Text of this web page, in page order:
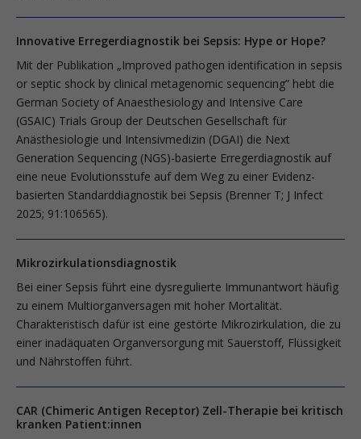
Innovative Erregerdiagnostik bei Sepsis: Hype or Hope?
Mit der Publikation „Improved pathogen identification in sepsis
or septic shock by clinical metagenomic sequencing” hebt die
German Society of Anaesthesiology and Intensive Care
(GSAIC) Trials Group der Deutschen Gesellschaft für
Anästhesiologie und Intensivmedizin (DGAI) die Next
Generation Sequencing (NGS)-basierte Erregerdiagnostik auf
eine neue Evolutionsstufe auf dem Weg zu einer Evidenz-
basierten Standarddiagnostik bei Sepsis (Brenner T; J Infect
2025; 91:106565).
Mikrozirkulationsdiagnostik
Bei einer Sepsis führt eine dysregulierte Immunantwort häufig
zu einem Multi­organversagen mit hoher Mortalität.
Charakteristisch dafür ist eine gestörte Mikrozirkulation, die zu
einer inadäquaten Organversorgung mit Sauerstoff, Flüssigkeit
und Nährstoffen führt.
CAR (Chimeric Antigen Receptor) Zell-Therapie bei kritisch
kranken Patient:innen